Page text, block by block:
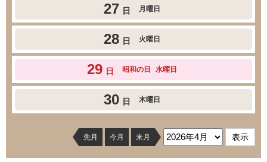
27 日 月曜日
28 日 火曜日
29 日 昭和の日 水曜日
30 日 木曜日
先月 今月 来月